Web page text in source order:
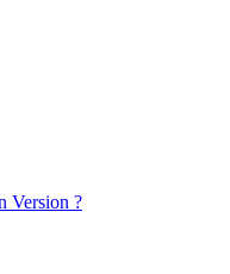
Version ?